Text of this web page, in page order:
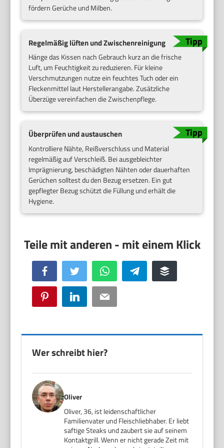
fördern Gerüche und Milben.
Regelmäßig lüften und Zwischenreinigung
Hänge das Kissen nach Gebrauch kurz an die frische
Luft, um Feuchtigkeit zu reduzieren. Für kleine
Verschmutzungen nutze ein feuchtes Tuch oder ein
Fleckenmittel laut Herstellerangabe. Zusätzliche
Überzüge vereinfachen die Zwischenpflege.
Überprüfen und austauschen
Kontrolliere Nähte, Reißverschluss und Material
regelmäßig auf Verschleiß. Bei ausgebleichter
Imprägnierung, beschädigten Nähten oder dauerhaften
Gerüchen solltest du den Bezug ersetzen. Ein gut
gepflegter Bezug schützt die Füllung und erhält die
Hygiene.
Facebook Twitter WhatsApp Telegram Buffer
Pinterest LinkedIn Email
Wer schreibt hier?
Oliver
Oliver, 36, ist leidenschaftlicher
Familienvater und Fleischliebhaber. Er liebt
saftige Steaks und zaubert sie auf seinem
Kontaktgrill. Wenn er nicht gerade Zeit mit